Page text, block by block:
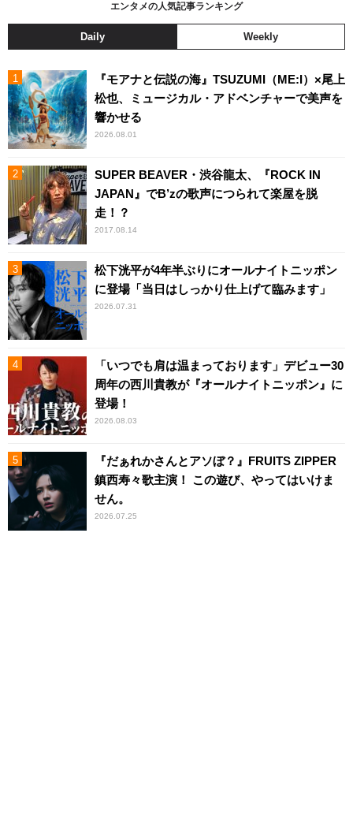
エンタメの人気記事ランキング
Daily Weekly
『モアナと伝説の海』TSUZUMI（ME:I）×尾上
松也、ミュージカル・アドベンチャーで美声を
響かせる
2026.08.01
SUPER BEAVER・渋谷龍太、『ROCK IN
JAPAN』でB’zの歌声につられて楽屋を脱
走！？
2017.08.14
松下洸平が4年半ぶりにオールナイトニッポン
に登場「当日はしっかり仕上げて臨みます」
2026.07.31
「いつでも肩は温まっております」デビュー30
周年の西川貴教が『オールナイトニッポン』に
登場！
2026.08.03
『だぁれかさんとアソぼ？』FRUITS ZIPPER
鎮西寿々歌主演！ この遊び、やってはいけま
せん。
2026.07.25